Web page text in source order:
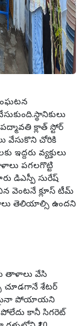
క్లాత్ స్టోర్
వేసుకొని చోరికి
వ్యక్తులు
పగలగొట్టి
డిఎస్పీ సురేష్
వెంటనే క్లూస్ టీమ్
తెలియాల్సి ఉందని
తాళాలు వేసి
చూడగానే శేటర్
పోయాయని
పోలేదు కానీ సిగరెట్